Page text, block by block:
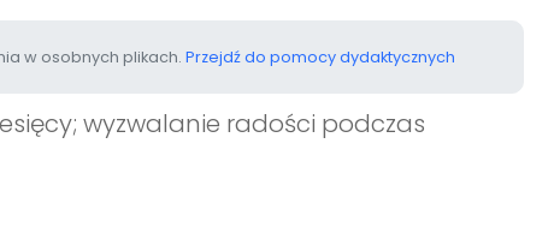
w osobnych plikach. Przejdź do pomocy dydaktycznych
wyzwalanie radości podczas